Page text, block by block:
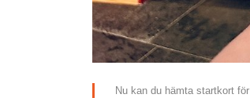
Nu kan du hämta startkort